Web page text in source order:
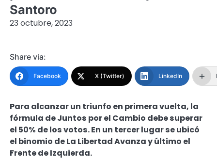
Santoro
23 octubre, 2023
Share via:
Facebook X (Twitter) LinkedIn
Para alcanzar un triunfo en primera vuelta, la
fórmula de Juntos por el Cambio debe superar
el 50% de los votos. En un tercer lugar se ubicó
el binomio de La Libertad Avanza y último el
Frente de Izquierda.